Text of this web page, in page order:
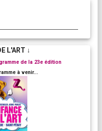
L'ART ↓
de la 23e édition
à venir...